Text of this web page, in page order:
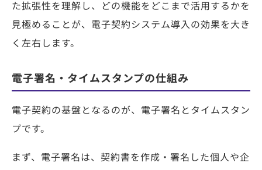
た拡張性を理解し、どの機能をどこまで活用するかを
見極めることが、電子契約システム導入の効果を大き
く左右します。
電子署名・タイムスタンプの仕組み
電子契約の基盤となるのが、電子署名とタイムスタン
プです。
まず、電子署名は、契約書を作成・署名した個人や企